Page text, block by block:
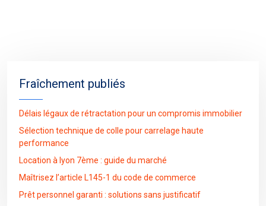
Fraîchement publiés
Délais légaux de rétractation pour un compromis immobilier
Sélection technique de colle pour carrelage haute
performance
Location à lyon 7ème : guide du marché
Maîtrisez l’article L145-1 du code de commerce
Prêt personnel garanti : solutions sans justificatif